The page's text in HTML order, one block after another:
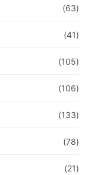
(63)
(41)
(105)
(106)
(133)
(78)
(21)